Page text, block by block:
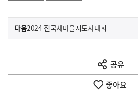
이
전
다
음
다음기
사
2024 전국새마을지도자대회
공유
열
기
좋아요